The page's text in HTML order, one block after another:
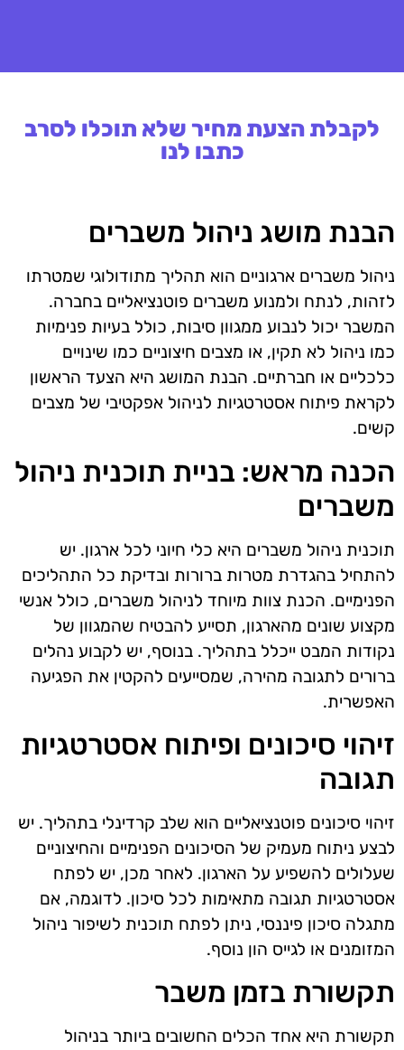
לקבלת הצעת מחיר שלא תוכלו לסרב
כתבו לנו
הבנת מושג ניהול משברים
ניהול משברים ארגוניים הוא תהליך מתודולוגי שמטרתו
לזהות, לנתח ולמנוע משברים פוטנציאליים בחברה.
המשבר יכול לנבוע ממגוון סיבות, כולל בעיות פנימיות
כמו ניהול לא תקין, או מצבים חיצוניים כמו שינויים
כלכליים או חברתיים. הבנת המושג היא הצעד הראשון
לקראת פיתוח אסטרטגיות לניהול אפקטיבי של מצבים
קשים.
הכנה מראש: בניית תוכנית ניהול
משברים
תוכנית ניהול משברים היא כלי חיוני לכל ארגון. יש
להתחיל בהגדרת מטרות ברורות ובדיקת כל התהליכים
הפנימיים. הכנת צוות מיוחד לניהול משברים, כולל אנשי
מקצוע שונים מהארגון, תסייע להבטיח שהמגוון של
נקודות המבט ייכלל בתהליך. בנוסף, יש לקבוע נהלים
ברורים לתגובה מהירה, שמסייעים להקטין את הפגיעה
האפשרית.
זיהוי סיכונים ופיתוח אסטרטגיות
תגובה
זיהוי סיכונים פוטנציאליים הוא שלב קרדינלי בתהליך. יש
לבצע ניתוח מעמיק של הסיכונים הפנימיים והחיצוניים
שעלולים להשפיע על הארגון. לאחר מכן, יש לפתח
אסטרטגיות תגובה מתאימות לכל סיכון. לדוגמה, אם
מתגלה סיכון פיננסי, ניתן לפתח תוכנית לשיפור ניהול
המזומנים או לגייס הון נוסף.
תקשורת בזמן משבר
תקשורת היא אחד הכלים החשובים ביותר בניהול